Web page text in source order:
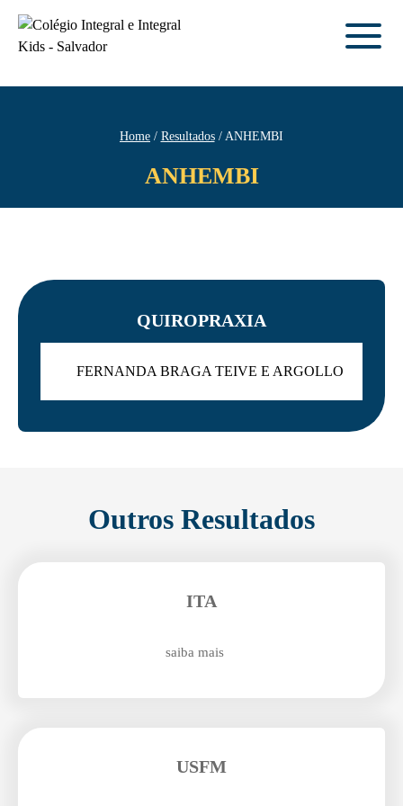
Home Resultados ANHEMBI
ANHEMBI
QUIROPRAXIA
FERNANDA BRAGA TEIVE E ARGOLLO
Outros Resultados
ITA
saiba mais
USFM